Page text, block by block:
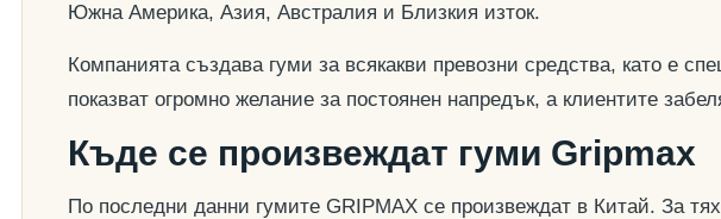
Южна Америка, Азия, Австралия и Близкия изток.
Компанията създава гуми за всякакви превозни средства, като е
показват огромно желание за постоянен напредък, а клиентите
Къде се произвеждат гуми Gripmax
По последни данни гумите GRIPMAX се произвеждат в Китай. За